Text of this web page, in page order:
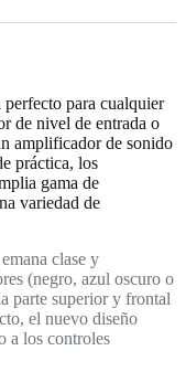
para cualquier
de nivel de entrada o
amplificador de sonido
práctica, los
gama de
variedad de
clase y
(negro, azul oscuro o
parte superior y frontal
el nuevo diseño
a los controles